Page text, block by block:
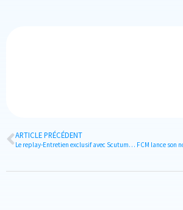
ARTICLE PRÉCÉDENT
Le replay-Entretien exclusif avec Scutum Security First : Dominique Gérard